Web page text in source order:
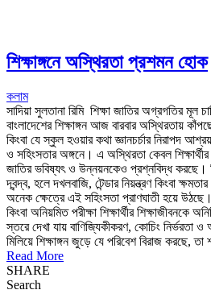
শিক্ষাঙ্গনে অস্থিরতা প্রশমন হোক
কলাম
সাদিয়া সুলতানা রিমি শিক্ষা জাতির অগ্রগতির মূল
বাংলাদেশের শিক্ষাঙ্গন আজ বারবার অস্থিরতায়
কিংবা যে স্কুল হওয়ার কথা জ্ঞানচর্চার নিরাপদ
ও সহিংসতার অঙ্গনে। এ অস্থিরতা কেবল
জাতির ভবিষ্যৎ ও উন্নয়নকেও প্রশ্নবিদ্ধ করছে।
দ্বন্দ্ব, হলে দখলবাজি, টেন্ডার নিয়ন্ত্রণ কিংবা
অনেক ক্ষেত্রে এই সহিংসতা প্রাণঘাতী হয়ে
কিংবা অনিয়মিত পরীক্ষা শিক্ষার্থীর শিক্ষাজীবনকে
স্তরে দেখা যায় বাণিজ্যিকীকরণ, কোচিং নির্ভরতা
মিলিয়ে শিক্ষাঙ্গন জুড়ে যে পরিবেশ বিরাজ করছে, তা
Read More
SHARE
Search